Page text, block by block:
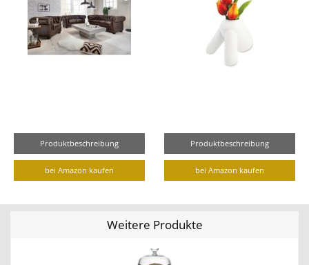
Produktbeschreibung
bei Amazon kaufen
Produktbeschreibung
bei Amazon kaufen
Weitere Produkte